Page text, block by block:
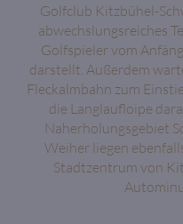
Golfclub Kitzbühel-
abwechslungsreiches
Golfspieler vom
darstellt. Außerdem
Fleckalmbahn zum
die Langlaufloipe
Naherholungsgebiet
Weiher liegen
Stadtzentrum von